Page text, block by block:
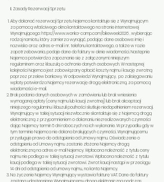
​II. Zasady Rezerwacji Sprzętu
​Aby dokonać rezerwacji Sprzętu Najemca kontaktuje się z Wynajmującym
za pomocą właściwego okna kontaktowego na stronie internetowej
Wynajmującego:https://www.wonka-camp.com/bikeweek2026, wybierając
rodzaj namiotu, który zamierza wynająć, podając dane osobowe: imię i
nazwisko oraz adres e-mail i nr. telefonu kontaktowego, a także w razie
zapotrzebowania, podaje dane do faktury w oknie wiadomości. Następnie
Najemca potwierdza zapoznanie się z załączonymi: niniejszym
regulaminem oraz klauzulą o ochronie danych osobowych. W następnej
kolejności Najemca jest zobowiązany opłacić koszty najmu i kaucję zwrotną
poprzez przelew bankowy. W odpowiedzi Wynajmujący, po zaksięgowaniu
wpłaty potwierdza Najemcy rezerwację drogą elektroniczną, za pomocą
wiadomości e-mail.
Brak podania danych osobowych w zamówieniu lub brak wniesienia
wymaganej opłaty (ceny najmu lub kaucji zwrotnej) lub brak akceptacji
niniejszego regulaminu i klauzuli poufności skutkuje niedopełnieniem rezerwacji.
Wynajmujący w takiej sytuacji niezwłocznie skontaktuje się z Najemcą drogą
elektroniczną z przypomnieniem o dokonaniu niezrealizowanych czynności
dając Najemcy termin 5 dni roboczych na ich wykonanie. W przypadku gdy w
tym terminie Najemca nie dokona brakujących czynności, Wynajmującemu
przysługuje prawo do odstąpienia od Umowy najmu. Oświadczenie o
odstąpieniu od Umowy najmu zostanie złożone Najemcy drogą
elektroniczną na adres e-mail Najemcy. Wpłacona należność z tytułu ceny
najmu nie podlega w takiej sytuacji zwrotowi. Wpłacona należność z tytułu
kaucji podlega w takiej sytuacji zwrotowi. Zwrot kaucji nastąpi w przeciągu
14 dni od odstąpienia od umowy najmu., na konto Najemcy.
Na życzenie Najemcy Wynajmujący wystawia fakturę VAT. Dane do faktury